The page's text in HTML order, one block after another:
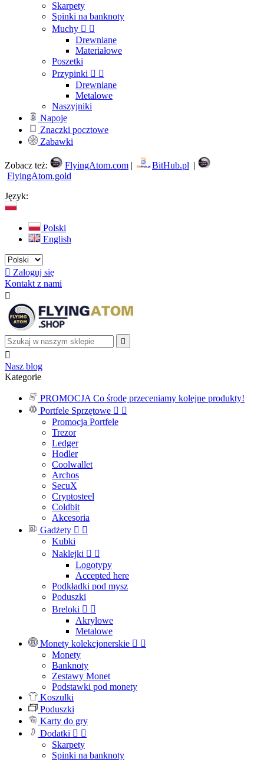
Skarpety
Spinki na banknoty
Muchy  
Drewniane
Materiałowe
Poszetki
Przypinki  
Drewniane
Metalowe
Naszyjniki
Napoje
Znaczki pocztowe
Zabawki
Zobacz też: FlyingAtom.com | BitHub.pl |
FlyingAtom.gold
Język:
Polski
English
 Zaloguj się
Kontakt z nami



Nasz blog
Kategorie
PROMOCJA Co środę przeceniamy kolejne produkty!
Portfele Sprzętowe  
Promocja Portfele
Trezor
Ledger
Hodler
Coolwallet
Archos
SecuX
Cryptosteel
Coldbit
Akcesoria
Gadżety  
Kubki
Naklejki  
Logotypy
Accepted here
Podkładki pod mysz
Poduszki
Breloki  
Akrylowe
Metalowe
Monety kolekcjonerskie  
Monety
Banknoty
Zestawy Monet
Podstawki pod monety
Koszulki
Poduszki
Karty do gry
Dodatki  
Skarpety
Spinki na banknoty